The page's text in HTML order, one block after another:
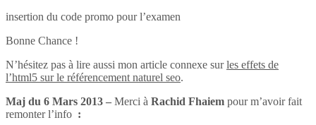
insertion du code promo pour l’examen
Bonne Chance !
N’hésitez pas à lire aussi mon article connexe surles effets de
l’html5 sur le référencement naturel seo.
Maj du 6 Mars 2013 – Merci à Rachid Fhaiem pour m’avoir fait
remonter l’info :